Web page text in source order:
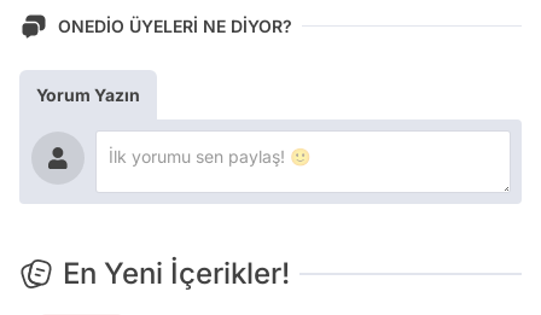
ONEDİO ÜYELERİ NE DİYOR?
Yorum Yazın
En Yeni İçerikler!